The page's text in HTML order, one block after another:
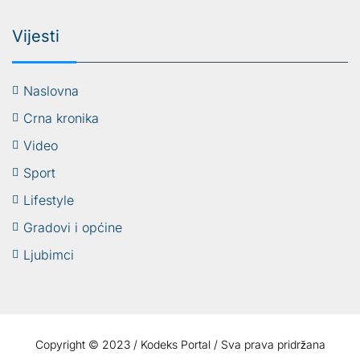
Vijesti
Naslovna
Crna kronika
Video
Sport
Lifestyle
Gradovi i općine
Ljubimci
Copyright © 2023 / Kodeks Portal / Sva prava pridržana